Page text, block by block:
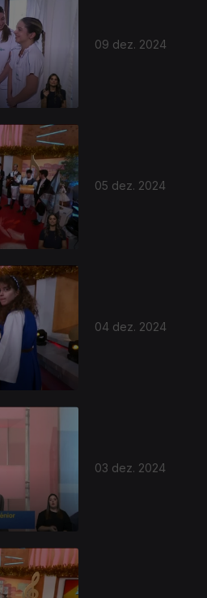
09 dez. 2024
05 dez. 2024
04 dez. 2024
03 dez. 2024